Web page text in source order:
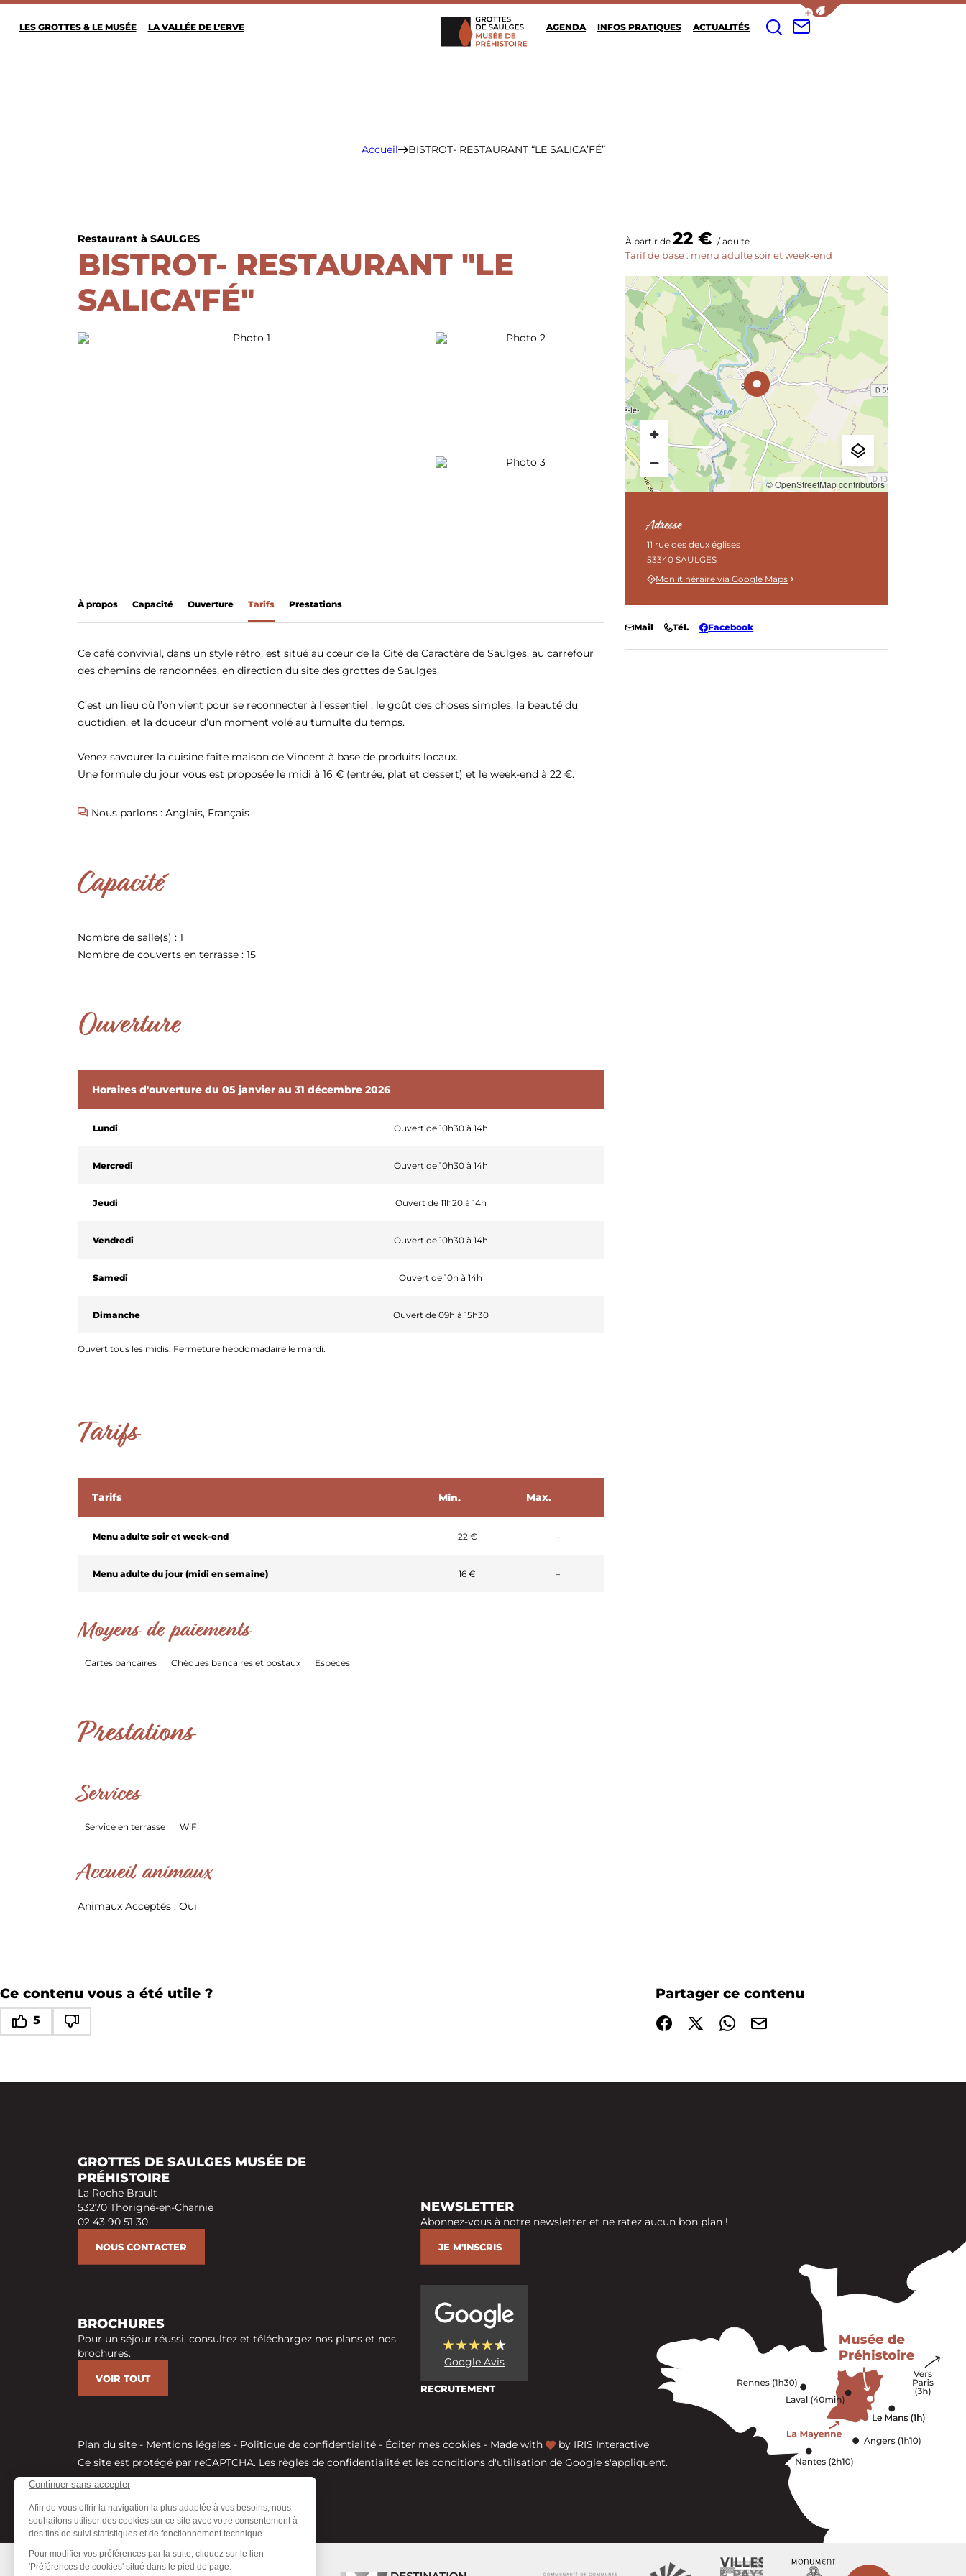
Afficher la barre de navigation
LES GROTTES & LE MUSÉE LA VALLÉE DE L’ERVE
ESCALADE
NATURA 2000
SPÉLÉOLOGIE
CIRCUITS DE RANDONNÉE
AGENDA INFOS PRATIQUES ACTUALITÉS
Je recherche
Contacter le musée
Accueil BISTROT- RESTAURANT “LE SALICA’FÉ”
Restaurant à SAULGES
BISTROT- RESTAURANT "LE
SALICA'FÉ"
Photo 1 Photo 2
Photo 3
À propos Capacité Ouverture Tarifs Prestations
Ce café convivial, dans un style rétro, est situé au cœur de la Cité de Caractère de Saulges, au carrefour
des chemins de randonnées, en direction du site des grottes de Saulges.
C’est un lieu où l’on vient pour se reconnecter à l’essentiel : le goût des choses simples, la beauté du
quotidien, et la douceur d’un moment volé au tumulte du temps.
Venez savourer la cuisine faite maison de Vincent à base de produits locaux.
Une formule du jour vous est proposée le midi à 16 € (entrée, plat et dessert) et le week-end à 22 €.
Nous parlons : Anglais, Français
Capacité
Nombre de salle(s) : 1
Nombre de couverts en terrasse : 15
Ouverture
Horaires d'ouverture du 05 janvier au 31 décembre 2026
Lundi Ouvert de 10h30 à 14h
Mercredi Ouvert de 10h30 à 14h
Jeudi Ouvert de 11h20 à 14h
Vendredi Ouvert de 10h30 à 14h
Samedi Ouvert de 10h à 14h
Dimanche Ouvert de 09h à 15h30
Ouvert tous les midis. Fermeture hebdomadaire le mardi.
Tarifs
Tarifs Min. Max.
Menu adulte soir et week-end 22 € –Non communiqué
Menu adulte du jour (midi en semaine) 16 € –Non communiqué
Moyens de paiements
Cartes bancaires Chèques bancaires et postaux Espèces
Prestations
Services
Service en terrasse WiFi
Accueil animaux
Animaux Acceptés : Oui
À partir de22 €/ adulte
Tarif de base : menu adulte soir et week-end
© OpenStreetMap contributors
Adresse
11 rue des deux églises
53340 SAULGES
Mon itinéraire via Google Maps
Mail Tél. Facebook
Ce contenu vous a été utile ?
5
Partager ce contenu
Partager sur Facebook (nouvelle fenêtre)
Partager sur X / Twitter (nouvelle fenêtre)
Partager sur WhatsApp
Partager par mail
GROTTES DE SAULGES MUSÉE DE
PRÉHISTOIRE
La Roche Brault
53270 Thorigné-en-Charnie
02 43 90 51 30
NOUS CONTACTER
NEWSLETTER
Abonnez-vous à notre newsletter et ne ratez aucun bon plan !
JE M'INSCRIS
BROCHURES
Pour un séjour réussi, consultez et téléchargez nos plans et nos
brochures.
VOIR TOUT
Google Avis
RECRUTEMENT
Plan du site - Mentions légales - Politique de confidentialité - Éditer mes cookies - Made with by IRIS Interactive
Ce site est protégé par reCAPTCHA. Les règles de confidentialitéet les conditions d'utilisationde Google s'appliquent.